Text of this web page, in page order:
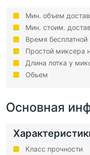
Мин. объем
Мин. стоим.
Время бесплатной
Простой миксера
Длина лотка у
Обьем
Основная
Класс прочности